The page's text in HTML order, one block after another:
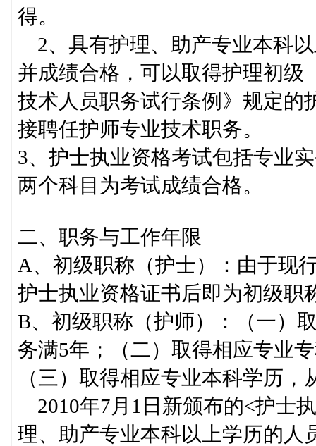
得。
2、具有护理、助产专业本科
并成绩合格，可以取得护理初级
技术人员职务试行条例》规定的
接聘任护师专业技术职务。
3、护士执业资格考试包括专业
两个科目为考试成绩合格。
二、职务与工作年限
A、初级职称（护士）：由于现
护士执业资格证书后即为初级职
B、初级职称（护师）：（一）
务满5年；（二）取得相应专业
（三）取得相应专业本科学历
2010年7月1日新颁布的<护士
理、助产专业本科以上学历的人